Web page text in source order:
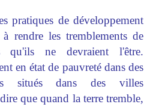
pratiques de développement
rendre les tremblements de
qu'ils ne devraient l'être.
en état de pauvreté dans des
situés dans des villes
que quand la terre tremble,